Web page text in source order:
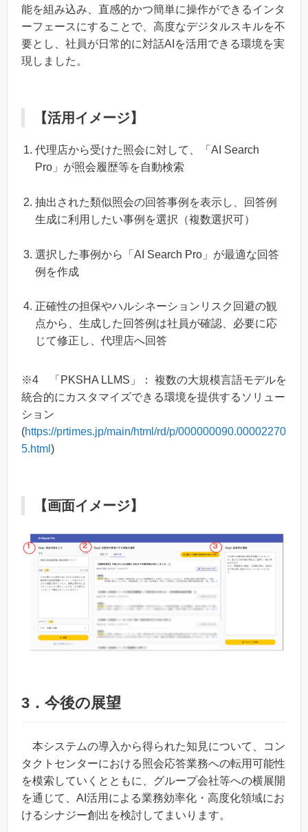
能を組み込み、直感的かつ簡単に操作ができるインタ
ーフェースにすることで、高度なデジタルスキルを不
要とし、社員が日常的に対話AIを活用できる環境を実
現しました。
【活用イメージ】
代理店から受けた照会に対して、「AI Search
Pro」が照会履歴等を自動検索
抽出された類似照会の回答事例を表示し、回答例
生成に利用したい事例を選択（複数選択可）
選択した事例から「AI Search Pro」が最適な回答
例を作成
正確性の担保やハルシネーションリスク回避の観
点から、生成した回答例は社員が確認、必要に応
じて修正し、代理店へ回答
※4 「PKSHA LLMS」： 複数の大規模言語モデルを
統合的にカスタマイズできる環境を提供するソリュー
ション
(https://prtimes.jp/main/html/rd/p/000000090.00002270
5.html )
【画面イメージ】
3．今後の展望
本システムの導入から得られた知見について、コン
タクトセンターにおける照会応答業務への転用可能性
を模索していくとともに、グループ会社等への横展開
を通じて、AI活用による業務効率化・高度化領域にお
けるシナジー創出を検討してまいります。